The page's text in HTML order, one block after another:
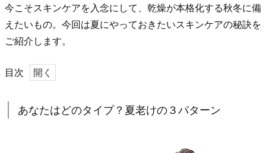
今こそスキンケアを入念にして、乾燥が本格化する秋冬に備
えたいもの。今回は夏にやっておきたいスキンケアの秘訣を
ご紹介します。
目次
1.
あなたはどのタイプ？夏老けの３パターン